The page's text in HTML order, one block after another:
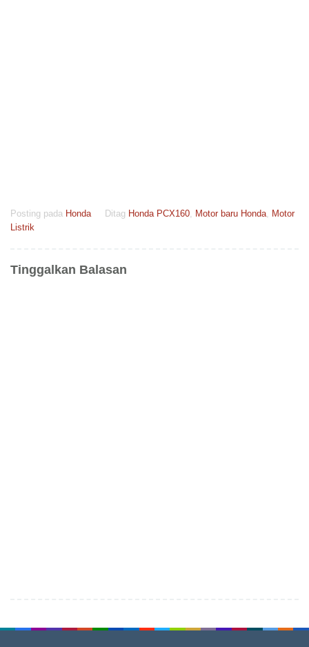
Posting pada Honda Ditag Honda PCX160 Motor baru Honda Motor
Listrik
Tinggalkan Balasan